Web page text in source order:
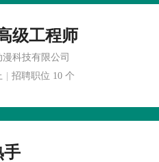
级工程师
科技有限公司
招聘职位 10 个
手